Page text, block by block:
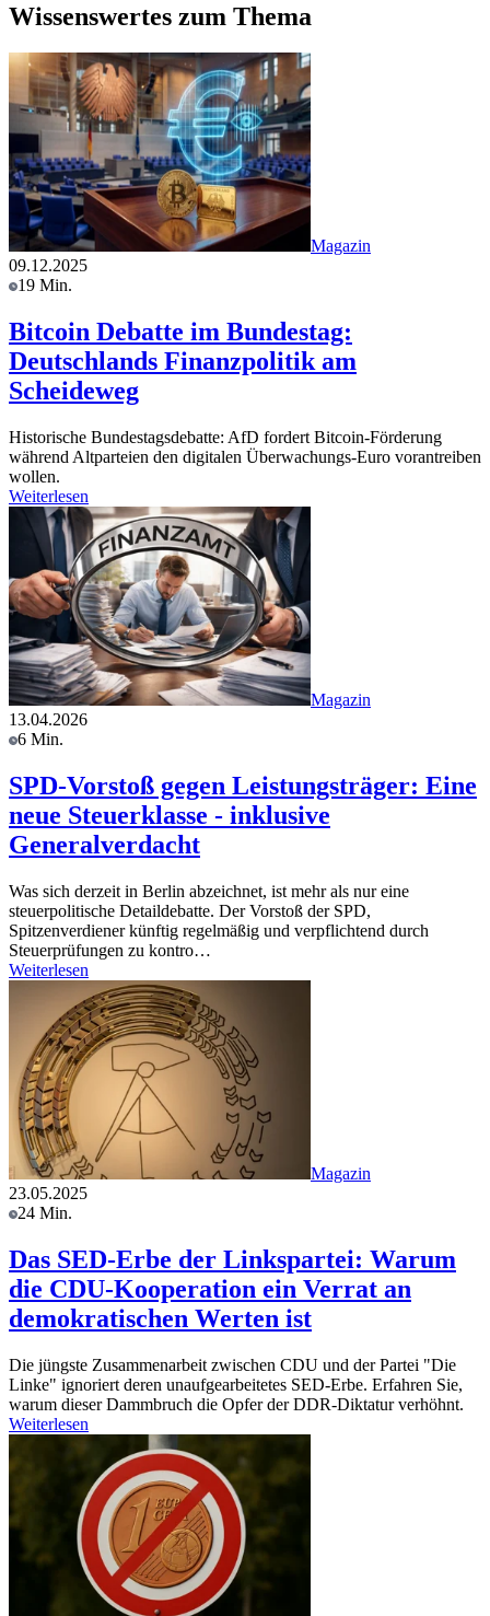
Wissenswertes zum Thema
Magazin
09.12.2025
19 Min.
Bitcoin Debatte im Bundestag:
Deutschlands Finanzpolitik am
Scheideweg
Historische Bundestagsdebatte: AfD fordert Bitcoin-Förderung
während Altparteien den digitalen Überwachungs-Euro vorantreiben
wollen.
Weiterlesen
Magazin
13.04.2026
6 Min.
SPD-Vorstoß gegen Leistungsträger: Eine
neue Steuerklasse - inklusive
Generalverdacht
Was sich derzeit in Berlin abzeichnet, ist mehr als nur eine
steuerpolitische Detaildebatte. Der Vorstoß der SPD,
Spitzenverdiener künftig regelmäßig und verpflichtend durch
Steuerprüfungen zu kontro…
Weiterlesen
Magazin
23.05.2025
24 Min.
Das SED-Erbe der Linkspartei: Warum
die CDU-Kooperation ein Verrat an
demokratischen Werten ist
Die jüngste Zusammenarbeit zwischen CDU und der Partei "Die
Linke" ignoriert deren unaufgearbeitetes SED-Erbe. Erfahren Sie,
warum dieser Dammbruch die Opfer der DDR-Diktatur verhöhnt.
Weiterlesen